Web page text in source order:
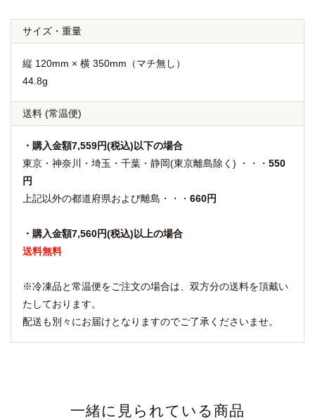
サイズ・重量
縦 120mm × 横 350mm（マチ無し）
44.8g
送料 (常温便)
・購入金額7,559円(税込)以下の場合
東京・神奈川・埼玉・千葉・静岡(東京離島除く) ・・・ 550
円
上記以外の都道府県および離島・・・ 660円
・購入金額7,560円(税込)以上の場合
送料無料
※冷凍品と常温便をご注文の場合は、双方分の送料を頂戴い
たしております。
配送も別々にお届けとなりますのでご了承くださいませ。
一緒に見られている商品